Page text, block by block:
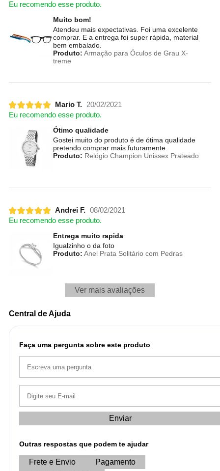
Eu recomendo esse produto.
Muito bom!
Atendeu mais expectativas. Foi uma excelente
comprar. E a entrega foi super rápida, material
bem embalado.
Produto: Armação para Óculos de Grau X-
treme
Mario T.
20/02/2021
Eu recomendo esse produto.
Ótimo qualidade
Gostei muito do produto é de ótima qualidade
pretendo comprar mais futuramente.
Produto: Relógio Champion Unissex Prateado
Andrei F. 08/02/2021
Eu recomendo esse produto.
Entrega muito rapida
Igualzinho o da foto
Produto: Anel Prata Solitário com Pedras
Ver mais avaliações
Central de Ajuda
Faça uma pergunta sobre este produto
Enviar
Outras respostas que podem te ajudar
Frete e Envio
Pagamento